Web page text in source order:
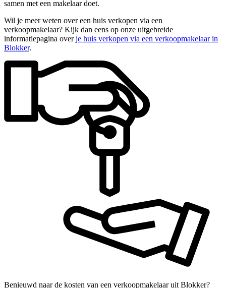
samen met een makelaar doet.
Wil je meer weten over een huis verkopen via een
verkoopmakelaar? Kijk dan eens op onze uitgebreide
informatiepagina overje huis verkopen via een verkoopmakelaar in
Blokker.
Benieuwd naar de kosten van een verkoopmakelaar uit Blokker?